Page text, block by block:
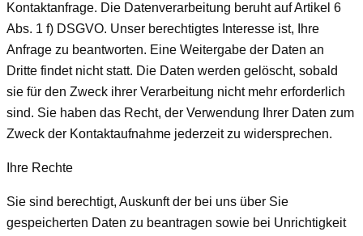
Kontaktanfrage. Die Datenverarbeitung beruht auf Artikel 6
Abs. 1 f) DSGVO. Unser berechtigtes Interesse ist, Ihre
Anfrage zu beantworten. Eine Weitergabe der Daten an
Dritte findet nicht statt. Die Daten werden gelöscht, sobald
sie für den Zweck ihrer Verarbeitung nicht mehr erforderlich
sind. Sie haben das Recht, der Verwendung Ihrer Daten zum
Zweck der Kontaktaufnahme jederzeit zu widersprechen.
Ihre Rechte
Sie sind berechtigt, Auskunft der bei uns über Sie
gespeicherten Daten zu beantragen sowie bei Unrichtigkeit